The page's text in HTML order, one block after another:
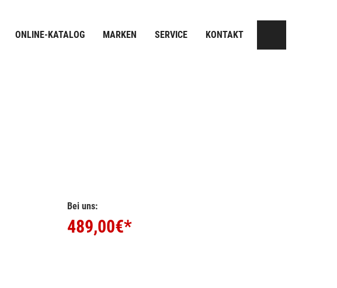
ONLINE-KATALOG MARKEN SERVICE KONTAKT
Bei uns:
489,00€*